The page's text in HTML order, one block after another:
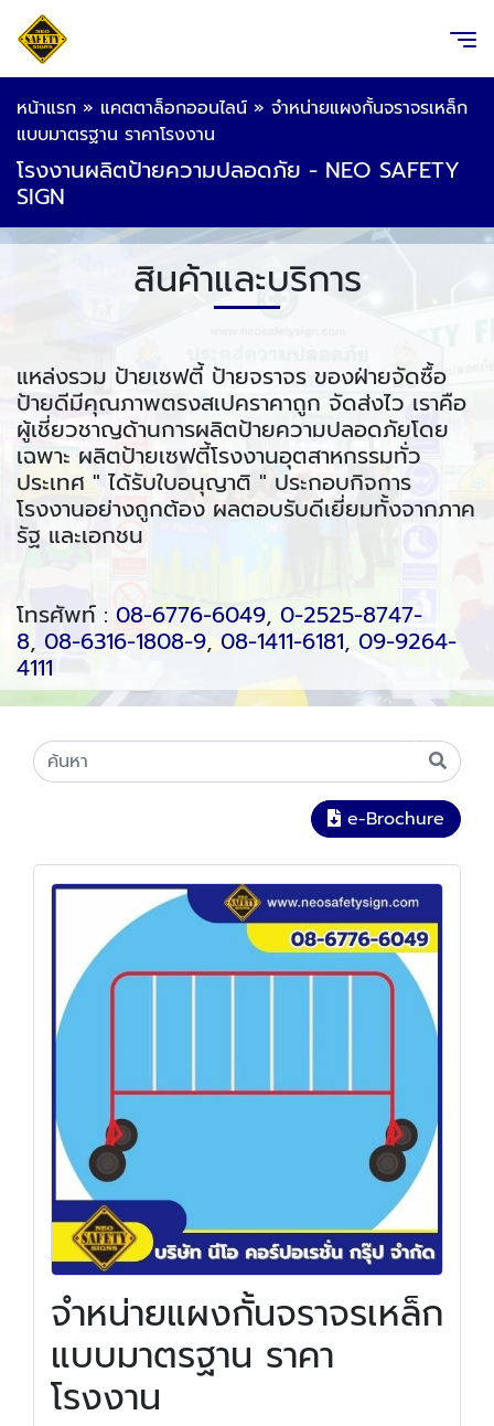
หน้าแรก » แคตตาล็อกออนไลน์ » จำหน่ายแผงกั้นจราจรเหล็ก
แบบมาตรฐาน ราคาโรงงาน
โรงงานผลิตป้ายความปลอดภัย - NEO SAFETY
SIGN
สินค้าและบริการ
แหล่งรวม ป้ายเซฟตี้ ป้ายจราจร ของฝ่ายจัดซื้อ
ป้ายดีมีคุณภาพตรงสเปคราคาถูก จัดส่งไว เราคือ
ผู้เชี่ยวชาญด้านการผลิตป้ายความปลอดภัยโดย
เฉพาะ ผลิตป้ายเซฟตี้โรงงานอุตสาหกรรมทั่ว
ประเทศ " ได้รับใบอนุญาติ " ประกอบกิจการ
โรงงานอย่างถูกต้อง ผลตอบรับดีเยี่ยมทั้งจากภาค
รัฐ และเอกชน
โทรศัพท์ : 08-6776-6049, 0-2525-8747-
8, 08-6316-1808-9, 08-1411-6181, 09-9264-
4111
e-Brochure
จำหน่ายแผงกั้นจราจรเหล็ก
แบบมาตรฐาน ราคา
โรงงาน